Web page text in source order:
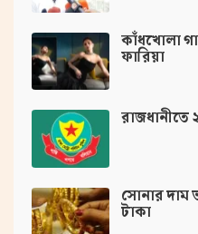
কাঁধখোলা
ফারিয়া
রাজধানীতে
সোনার দাম
টাকা